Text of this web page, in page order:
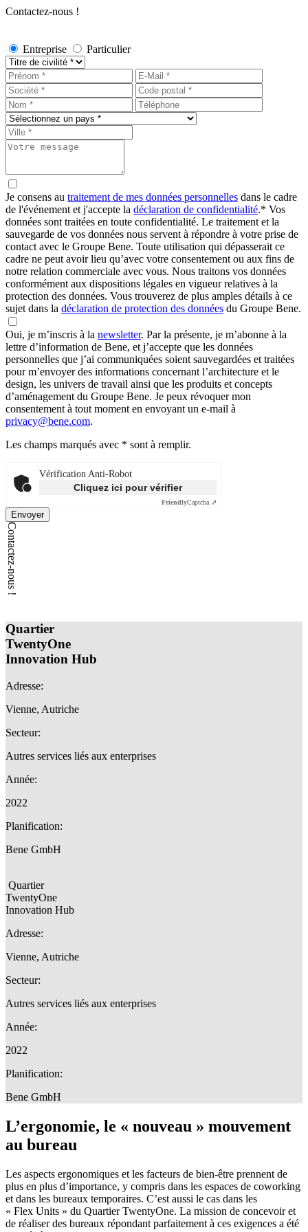
Contactez-nous !
Entreprise Particulier
Je consens au traitement de mes données personnelles dans le cadre
de l'événement et j'accepte la déclaration de confidentialité.* Vos
données sont traitées en toute confidentialité. Le traitement et la
sauvegarde de vos données nous servent à répondre à votre prise de
contact avec le Groupe Bene. Toute utilisation qui dépasserait ce
cadre ne peut avoir lieu qu’avec votre consentement ou aux fins de
notre relation commerciale avec vous. Nous traitons vos données
conformément aux dispositions légales en vigueur relatives à la
protection des données. Vous trouverez de plus amples détails à ce
sujet dans la déclaration de protection des données du Groupe Bene.
Oui, je m’inscris à la newsletter. Par la présente, je m’abonne à la
lettre d’information de Bene, et j’accepte que les données
personnelles que j’ai communiquées soient sauvegardées et traitées
pour m’envoyer des informations concernant l’architecture et le
design, les univers de travail ainsi que les produits et concepts
d’aménagement du Groupe Bene. Je peux révoquer mon
consentement à tout moment en envoyant un e-mail à
privacy@bene.com.
Les champs marqués avec * sont à remplir.
Vérification Anti-Robot
Cliquez ici pour vérifier
FriendlyCaptcha ⇗
Envoyer
Contactez-nous !
Quartier
TwentyOne
Innovation Hub
Adresse:
Vienne, Autriche
Secteur:
Autres services liés aux enterprises
Année:
2022
Planification:
Bene GmbH
Quartier
TwentyOne
Innovation Hub
Adresse:
Vienne, Autriche
Secteur:
Autres services liés aux enterprises
Année:
2022
Planification:
Bene GmbH
L’ergonomie, le « nouveau » mouvement
au bureau
Les aspects ergonomiques et les facteurs de bien-être prennent de
plus en plus d’importance, y compris dans les espaces de coworking
et dans les bureaux temporaires. C’est aussi le cas dans les
« Flex Units » du Quartier TwentyOne. La mission de concevoir et
de réaliser des bureaux répondant parfaitement à ces exigences a été